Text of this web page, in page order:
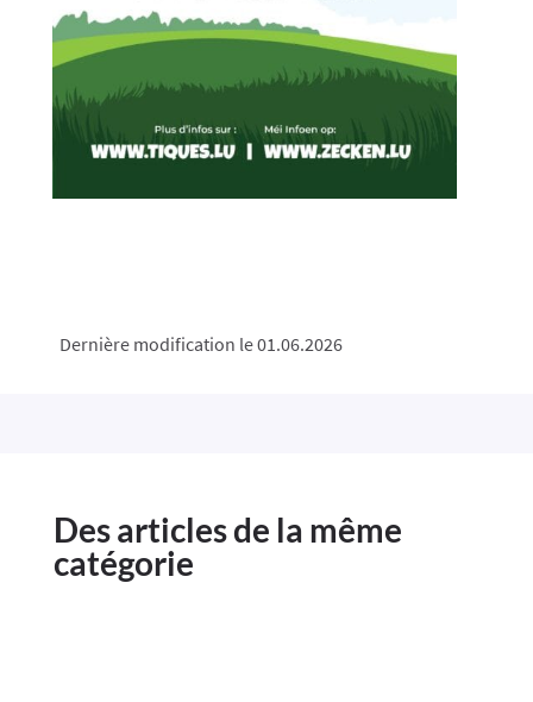
Dernière modification le 01.06.2026
Des articles de la même
catégorie